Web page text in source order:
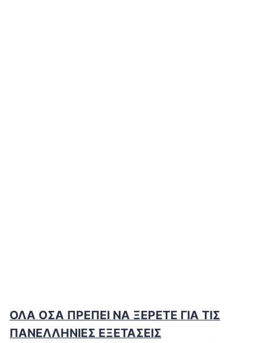
ΟΛΑ ΟΣΑ ΠΡΕΠΕΙ ΝΑ ΞΕΡΕΤΕ ΓΙΑ ΤΙΣ
ΠΑΝΕΛΛΗΝΙΕΣ ΕΞΕΤΑΣΕΙΣ